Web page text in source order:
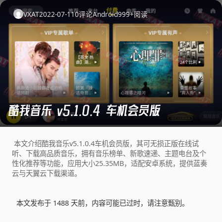
VXAT2022-07-110评论Android999+阅读
酷我音乐 v5.1.0.4 车机会员版
本文介绍酷我音乐v5.1.0.4车机会员版，其可无损正版在线试
听、下载高品质音乐，拥有音乐榜单、新歌速递、主题电台及个
性化推荐等功能，应用大小25.35MB，适配安卓系统，提供蓝奏
云与天翼云下载渠道。
本文发布于 1488 天前，内容可能已过时，请注意甄别。